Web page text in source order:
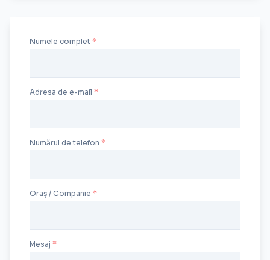
Mesaj
Numele complet
Adresa de e-mail
Numărul de telefon
Oraș / Companie